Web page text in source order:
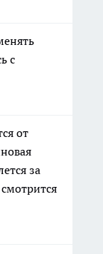
с
от
за